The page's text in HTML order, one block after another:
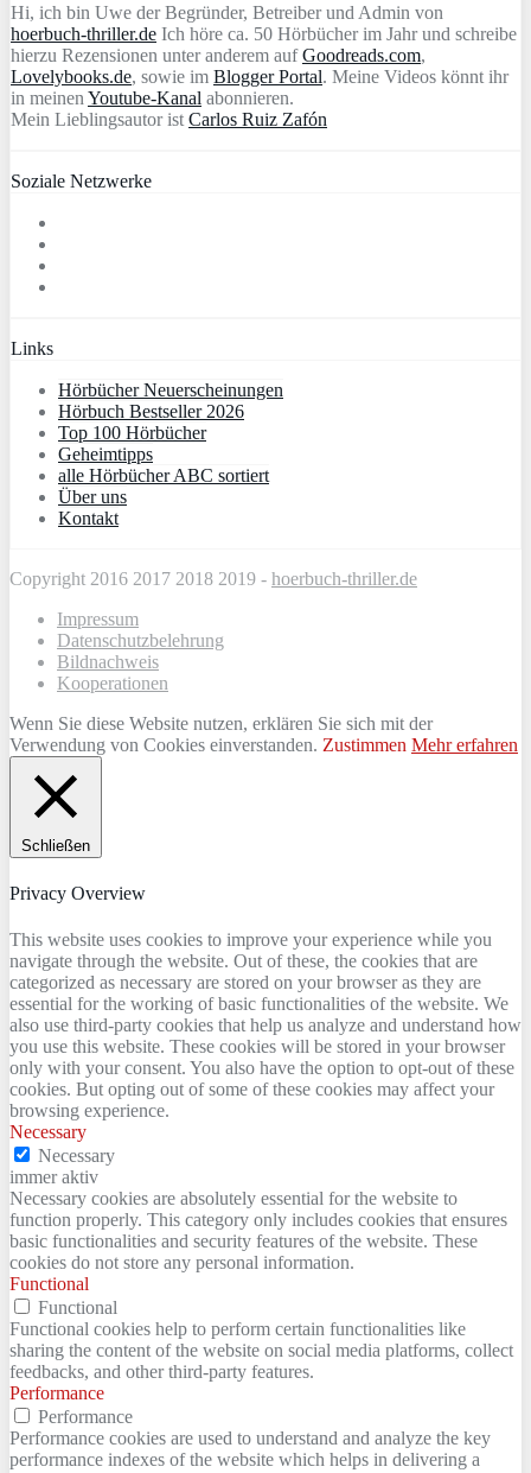
Hi, ich bin Uwe der Begründer, Betreiber und Admin von
hoerbuch-thriller.de Ich höre ca. 50 Hörbücher im Jahr und schreibe
hierzu Rezensionen unter anderem aufGoodreads.com,
Lovelybooks.de, sowie im Blogger Portal. Meine Videos könnt ihr
in meinen Youtube-Kanal abonnieren.
Mein Lieblingsautor ist Carlos Ruiz Zafón
Soziale Netzwerke
Links
Hörbücher Neuerscheinungen
Hörbuch Bestseller 2026
Top 100 Hörbücher
Geheimtipps
alle Hörbücher ABC sortiert
Über uns
Kontakt
Copyright 2016 2017 2018 2019 - hoerbuch-thriller.de
Impressum
Datenschutzbelehrung
Bildnachweis
Kooperationen
Wenn Sie diese Website nutzen, erklären Sie sich mit der
Verwendung von Cookies einverstanden. Zustimmen Mehr erfahren
Schließen
Privacy Overview
This website uses cookies to improve your experience while you
navigate through the website. Out of these, the cookies that are
categorized as necessary are stored on your browser as they are
essential for the working of basic functionalities of the website. We
also use third-party cookies that help us analyze and understand how
you use this website. These cookies will be stored in your browser
only with your consent. You also have the option to opt-out of these
cookies. But opting out of some of these cookies may affect your
browsing experience.
Necessary
Necessary
immer aktiv
Necessary cookies are absolutely essential for the website to
function properly. This category only includes cookies that ensures
basic functionalities and security features of the website. These
cookies do not store any personal information.
Functional
Functional
Functional cookies help to perform certain functionalities like
sharing the content of the website on social media platforms, collect
feedbacks, and other third-party features.
Performance
Performance
Performance cookies are used to understand and analyze the key
performance indexes of the website which helps in delivering a